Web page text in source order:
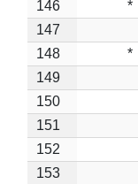
146
*
147
148
*
149
150
151
152
153